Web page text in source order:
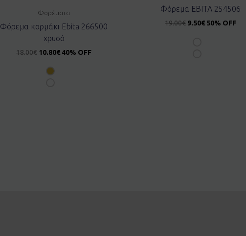
Φορέματα
Φόρεμα κορμάκι Ebita 266500
χρυσό
18.00€ 10.80€ 40% OFF
Φόρεμα EBITA 254506
19.00€ 9.50€ 50% OFF